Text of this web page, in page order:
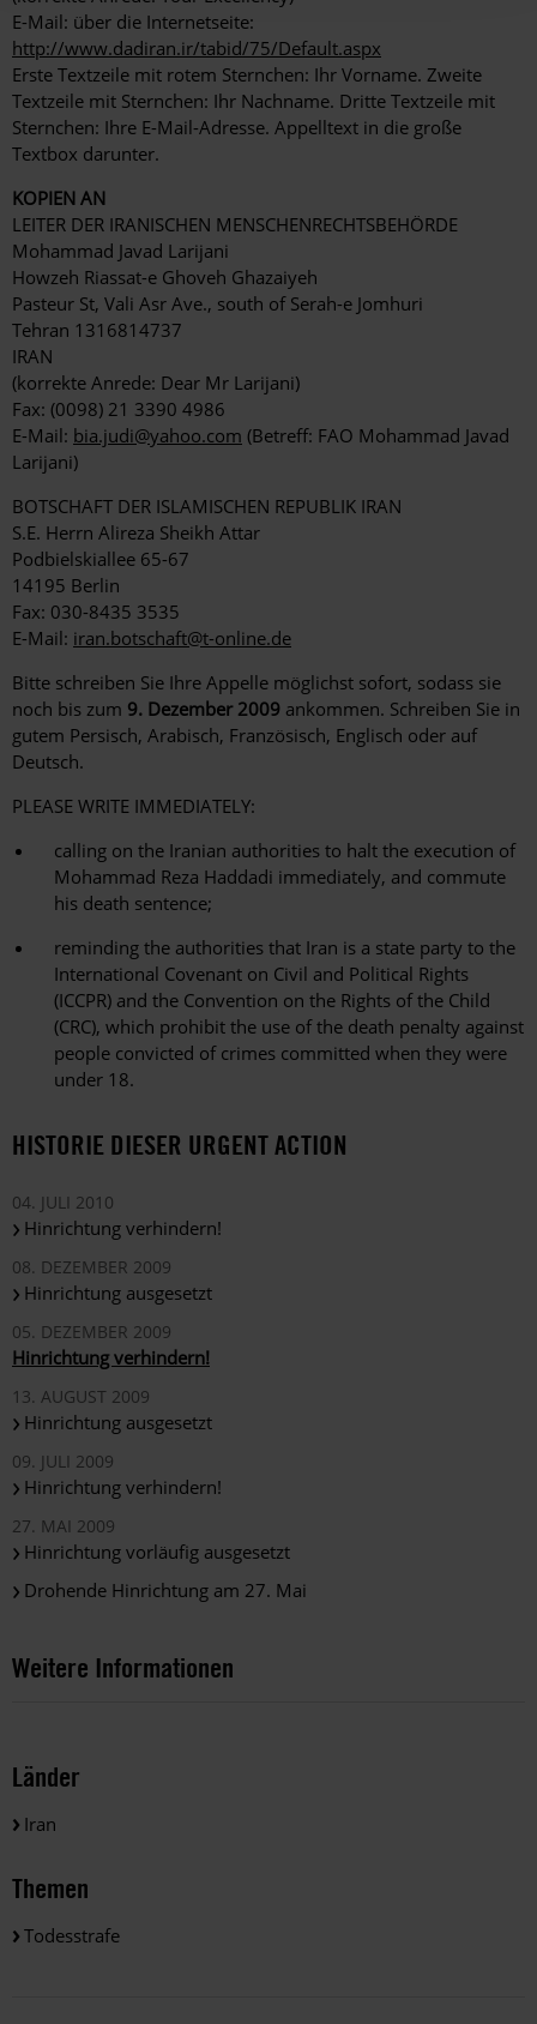
E-Mail: über die Internetseite:
http://www.dadiran.ir/tabid/75/Default.aspx
Erste Textzeile mit rotem Sternchen: Ihr Vorname. Zweite
Textzeile mit Sternchen: Ihr Nachname. Dritte Textzeile mit
Sternchen: Ihre E-Mail-Adresse. Appelltext in die große
Textbox darunter.
KOPIEN AN
LEITER DER IRANISCHEN MENSCHENRECHTSBEHÖRDE
Mohammad Javad Larijani
Howzeh Riassat-e Ghoveh Ghazaiyeh
Pasteur St, Vali Asr Ave., south of Serah-e Jomhuri
Tehran 1316814737
IRAN
(korrekte Anrede: Dear Mr Larijani)
Fax: (0098) 21 3390 4986
E-Mail: bia.judi@yahoo.com (Betreff: FAO Mohammad Javad
Larijani)
BOTSCHAFT DER ISLAMISCHEN REPUBLIK IRAN
S.E. Herrn Alireza Sheikh Attar
Podbielskiallee 65-67
14195 Berlin
Fax: 030-8435 3535
E-Mail: iran.botschaft@t-online.de
Bitte schreiben Sie Ihre Appelle möglichst sofort, sodass sie
noch bis zum 9. Dezember 2009 ankommen. Schreiben Sie in
gutem Persisch, Arabisch, Französisch, Englisch oder auf
Deutsch.
PLEASE WRITE IMMEDIATELY:
calling on the Iranian authorities to halt the execution of
Mohammad Reza Haddadi immediately, and commute
his death sentence;
reminding the authorities that Iran is a state party to the
International Covenant on Civil and Political Rights
(ICCPR) and the Convention on the Rights of the Child
(CRC), which prohibit the use of the death penalty against
people convicted of crimes committed when they were
under 18.
HISTORIE DIESER URGENT ACTION
04. JULI 2010
Hinrichtung verhindern!
08. DEZEMBER 2009
Hinrichtung ausgesetzt
05. DEZEMBER 2009
Hinrichtung verhindern!
13. AUGUST 2009
Hinrichtung ausgesetzt
09. JULI 2009
Hinrichtung verhindern!
27. MAI 2009
Hinrichtung vorläufig ausgesetzt
Drohende Hinrichtung am 27. Mai
Weitere Informationen
Länder
Iran
Themen
Todesstrafe